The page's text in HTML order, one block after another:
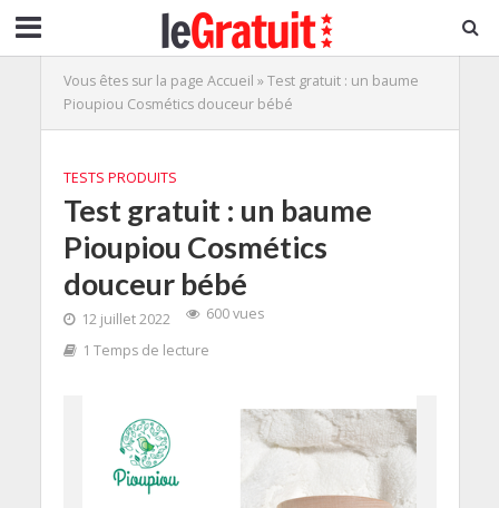
Vous êtes sur la page Accueil »Test gratuit : un baume
Pioupiou Cosmétics douceur bébé
TESTS PRODUITS
Test gratuit : un baume
Pioupiou Cosmétics
douceur bébé
12 juillet 2022
600 vues
1 Temps de lecture